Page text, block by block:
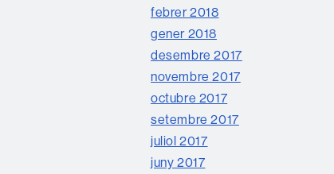
febrer 2018
gener 2018
desembre 2017
novembre 2017
octubre 2017
setembre 2017
juliol 2017
juny 2017